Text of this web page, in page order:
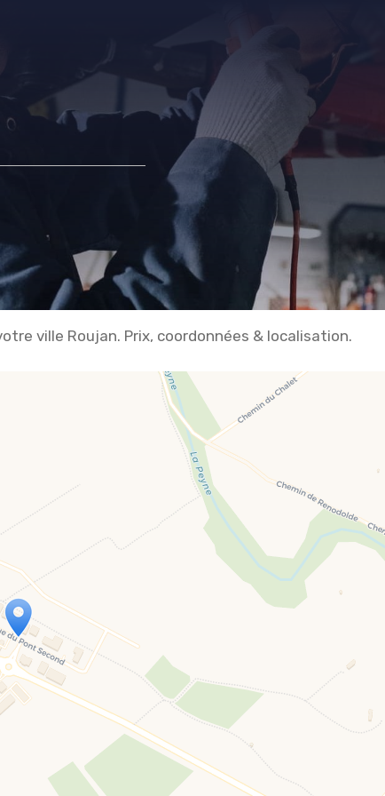
ville Roujan. Prix, coordonnées & localisation.
If you see this after your page is loaded completely, leafletJS files are missing.